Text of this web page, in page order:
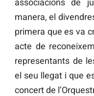
associacions de
manera, el
primera que es va
acte de
representants de
el seu llegat i que
concert de